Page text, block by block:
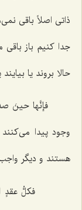
ذاتی اصلاً باقی
جدا کنیم باز
حالا بروند یا
فإنَّها حینَ
وجود پیدا
هستند و دیگر
فکلُّ عقدٍ